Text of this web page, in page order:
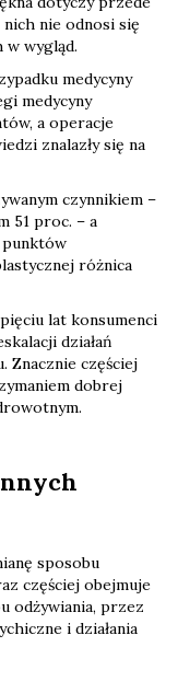
nie odnosi się
wygląd.
medycyny
medycyny
a operacje
znalazły się na
czynnikiem –
51 proc. – a
punktów
różnica
lat konsumenci
działań
Znacznie częściej
dobrej
sposobu
częściej obejmuje
odżywiania, przez
i działania